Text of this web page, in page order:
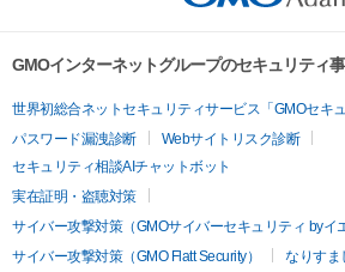
GMOインターネットグループのセキュリティ
世界初総合ネットセキュリティサービス「GMOセキュ
パスワード漏洩診断
Webサイトリスク診断
セキュリティ相談AIチャットボット
実在証明・盗聴対策
サイバー攻撃対策（GMOサイバーセキュリティ byイ
サイバー攻撃対策（GMO Flatt Security）
なりすま